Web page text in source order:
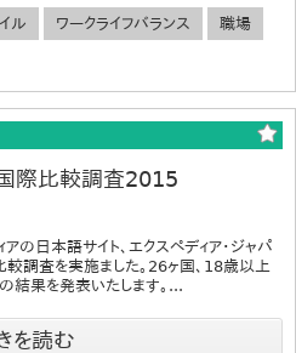
ル ワークライフバランス 職場
際比較調査2015
の日本語サイト、エクスペディア・ジャパ
調査を実施ました。26ヶ国、18歳以上
結果を発表いたします。...
を読む